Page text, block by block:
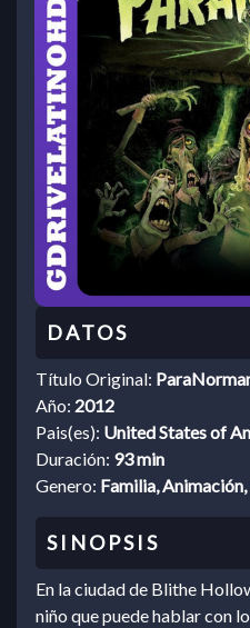
Título Original:
Año: 2012
Pais(es): United States of
Duración: 93 min
Genero: Familia,
En la ciudad de Blithe
niño que puede hablar con